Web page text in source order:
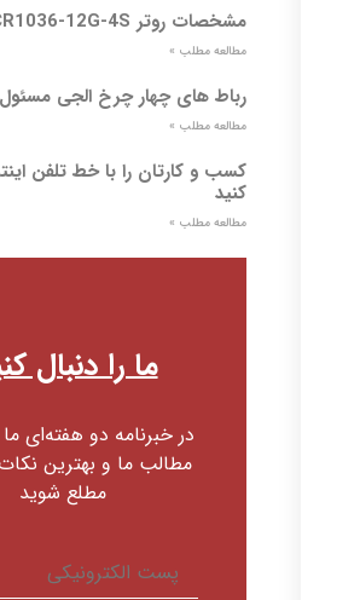
مشخصات روتر CCR1036-12G-4S میکروتیک
مطالعه مطلب »
رباط های چهار چرخ الجی
مطالعه مطلب »
کسب و کارتان را با خط تلفن
کنید
مطالعه مطلب »
ما را دنبال
در خبرنامه دو هفته‌ای
مطالب ما و بهترین
مطلع شوید